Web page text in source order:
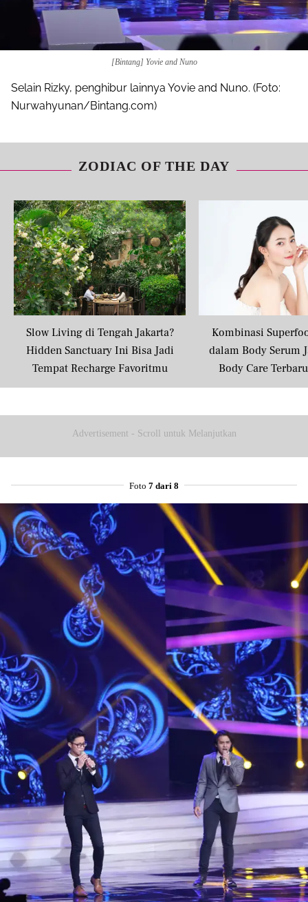
[Bintang] Yovie and Nuno
Selain Rizky, penghibur lainnya Yovie and Nuno. (Foto:
Nurwahyunan/Bintang.com)
ZODIAC OF THE DAY
Slow Living di Tengah Jakarta?
Hidden Sanctuary Ini Bisa Jadi
Tempat Recharge Favoritmu
Kombinasi
dalam Body Serum
Body Care
Masyarakat
Advertisement - Scroll untuk Melanjutkan
Foto 7 dari 8